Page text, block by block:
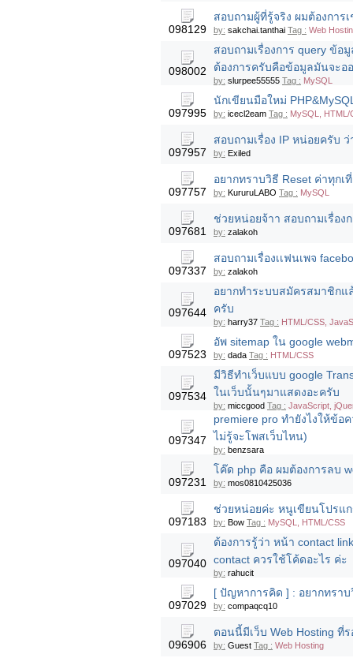
098129
สอบถามผู้ที่รู้จริง ผมต้องกา
by: sakchai.tanthai Tag : Web
098002
สอบถามเรื่องการ query ข้
ต้องการครับคือข้อมูลมันจะอ
by: slurpee55555 Tag : MySQL
097995
นักเขียนมือใหม่
by: icecl2eam Tag : MySQL, HTML/
097957
สอบถามเรื่อง IP หน่อยครับ
by: Exiled
097757
อยากทราบวิธี Reset ค่าทุกเ
by: KururuLABO Tag : MySQL
097681
ช่วยหน่อยจ้าา สอบถามเรื่อง
by: zalakoh
097337
สอบถามเรื่องเเฟนเพจ
by: zalakoh
097644
อยากทำระบบสมัครสมาชิกแ
ครับ
by: harry37 Tag : HTML/CSS,
097523
อัพ sitemap ใน google
by: dada Tag : HTML/CSS
097534
มีวิธีทำเว็บแบบ google
ในเว็บนั้นๆมาแสดงอะครับ
by: miccgood Tag : JavaScript,
097347
premiere pro ทำยังไงให้ข้
ไม่รู้จะโพสเว็บไหน)
by: benzsara
097231
โค๊ด php คือ ผมต้องการลบ
by: mos0810425036
097183
ช่วยหน่อยค่ะ หนูเขียนโปรแ
by: Bow Tag : MySQL, HTML/CSS
097040
ต้องการรู้ว่า หน้า contact
contact ควรใช้โค้ดอะไร ค่ะ
by: rahucit
097029
[ ปัญหาการคิด ] : อยากทรา
by: compaqcq10
096906
ตอนนี้มีเว็บ Web Hosting ที่
by: Guest Tag : Web Hosting